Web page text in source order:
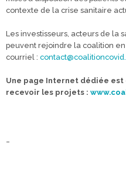
contexte de la crise sanitaire
Les investisseurs, acteurs de la
peuvent rejoindre la coalition
courriel :
Une page Internet dédiée est
recevoir les projets :